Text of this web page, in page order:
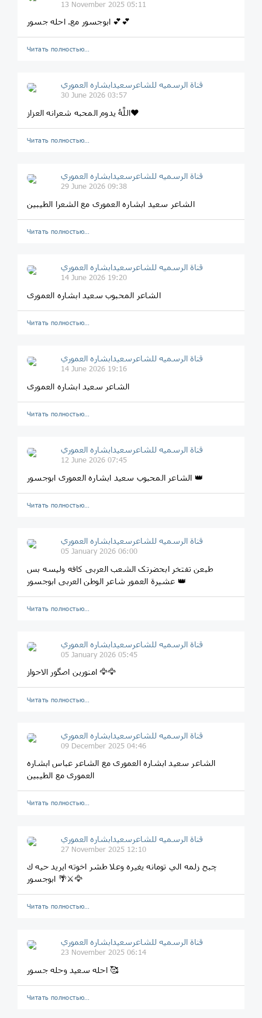
13 November 2025 05:11
ابوجسور مع. احله جسور 💕💕
Читать полностью…
قناة الرسميه للشاعرسعیدابشاره العموري
30 June 2026 03:57
اللَّهُ یدوم المحبه شعرانه العزاز❤
Читать полностью…
قناة الرسميه للشاعرسعیدابشاره العموري
29 June 2026 09:38
الشاعر سعید ابشاره العموری مع الشعرا الطیبین
Читать полностью…
قناة الرسميه للشاعرسعیدابشاره العموري
14 June 2026 19:20
الشاعر المحبوب سعید ابشاره العموری
Читать полностью…
قناة الرسميه للشاعرسعیدابشاره العموري
14 June 2026 19:16
الشاعر سعید ابشاره العموری
Читать полностью…
قناة الرسميه للشاعرسعیدابشاره العموري
12 June 2026 07:45
الشاعر المحبوب سعید ابشاره العموری ابوجسور 👑
Читать полностью…
قناة الرسميه للشاعرسعیدابشاره العموري
05 January 2026 06:00
طبعن تفتخر ابحضرتک الشعب العربی کافه ولیسه بس
عشیرة العمور شاعر الوطن العربی ابوجسور 👑
Читать полностью…
قناة الرسميه للشاعرسعیدابشاره العموري
05 January 2026 05:45
امنورین اصگور الاحواز 🦅🦅
Читать полностью…
قناة الرسميه للشاعرسعیدابشاره العموري
09 December 2025 04:46
الشاعر سعید ابشاره العموری مع الشاعر عباس ابشاره
العموری مع الطیبین
Читать полностью…
قناة الرسميه للشاعرسعیدابشاره العموري
27 November 2025 12:10
چبح زلمه الي تومانه یغیره وعلا طشر اخوته ایرید حیه ك
ابوجسور 🌴⚔️🦅
Читать полностью…
قناة الرسميه للشاعرسعیدابشاره العموري
23 November 2025 06:14
احله سعید وحله جسور 🥰
Читать полностью…